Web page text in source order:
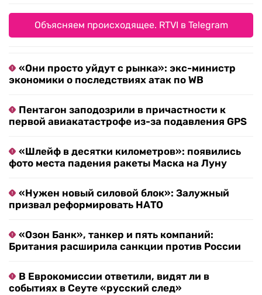
Объясняем происходящее. RTVI в Telegram
«Они просто уйдут с рынка»: экс-министр
экономики о последствиях атак по WB
Пентагон заподозрили в причастности к
первой авиакатастрофе из-за подавления GPS
«Шлейф в десятки километров»: появились
фото места падения ракеты Маска на Луну
«Нужен новый силовой блок»: Залужный
призвал реформировать НАТО
«Озон Банк», танкер и пять компаний:
Британия расширила санкции против России
В Еврокомиссии ответили, видят ли в
событиях в Сеуте «русский след»